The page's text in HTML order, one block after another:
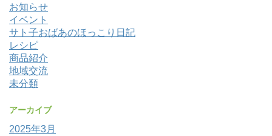
お知らせ
イベント
サト子おばあのほっこり日記
レシピ
商品紹介
地域交流
未分類
アーカイブ
2025年3月